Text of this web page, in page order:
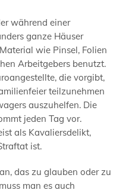
während einer
ganze Häuser
wie Pinsel, Folien
Arbeitgebers benutzt.
die vorgibt,
teilzunehmen
auszuhelfen. Die
jeden Tag vor.
als Kavaliersdelikt,
ist.
das zu glauben oder zu
man es auch